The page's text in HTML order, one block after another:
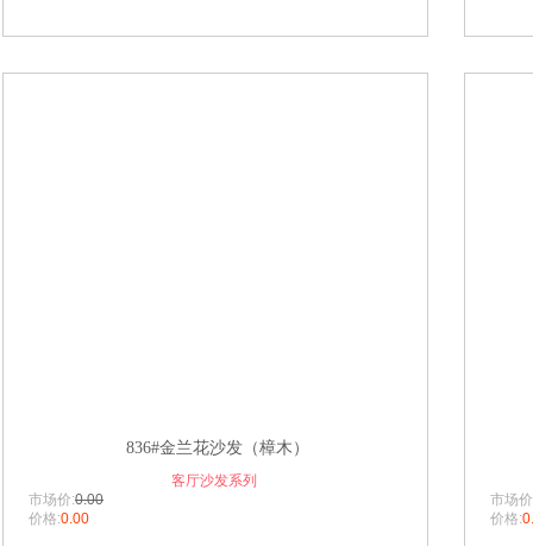
836#金兰花沙发（樟木）
客厅沙发系列
市场价:0.00
价格:0.00
市场
价格: